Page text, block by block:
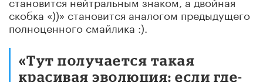
скобка «))» становится аналогом предыдущего
полноценного смайлика :).
«Тут получается такая
красивая эволюция: если где-